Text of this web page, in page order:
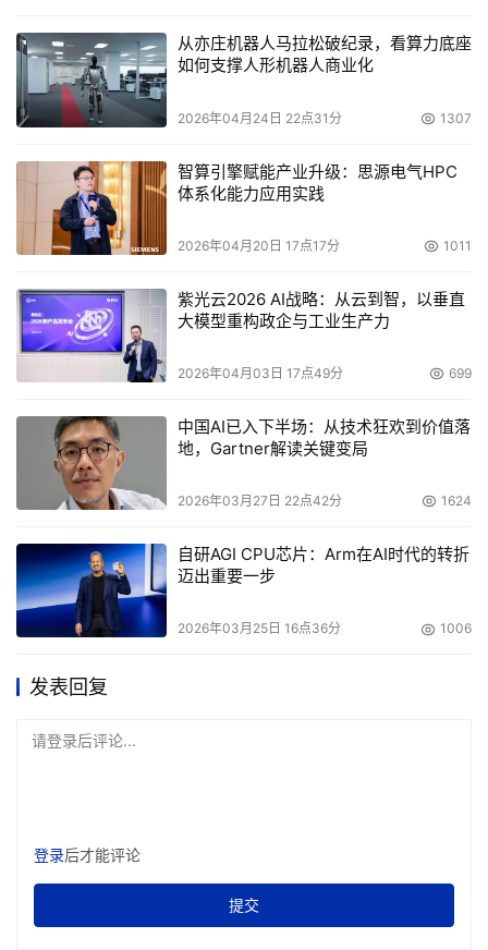
从亦庄机器人马拉松破纪录，看算力底座
如何支撑人形机器人商业化
2026年04月24日 22点31分 1307
智算引擎赋能产业升级：思源电气HPC
体系化能力应用实践
2026年04月20日 17点17分 1011
紫光云2026 AI战略：从云到智，以垂直
大模型重构政企与工业生产力
2026年04月03日 17点49分 699
中国AI已入下半场：从技术狂欢到价值落
地，Gartner解读关键变局
2026年03月27日 22点42分 1624
自研AGI CPU芯片：Arm在AI时代的转折
迈出重要一步
2026年03月25日 16点36分 1006
发表回复
请登录后评论...
登录后才能评论
提交